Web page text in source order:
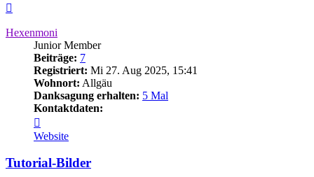
Hexenmoni
Junior Member
Beiträge: 7
Registriert: Mi 27. Aug 2025, 15:41
Wohnort: Allgäu
Danksagung erhalten: 5 Mal
Kontaktdaten:
von
Hexenmoni
Website
Tutorial-Bilder